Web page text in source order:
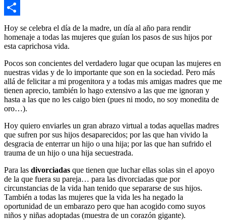
Email
Compartir
Hoy se celebra el día de la madre, un día al año para rendir
homenaje a todas las mujeres que guían los pasos de sus hijos por
esta caprichosa vida.
Pocos son concientes del verdadero lugar que ocupan las mujeres en
nuestras vidas y de lo importante que son en la sociedad. Pero más
allá de felicitar a mi progenitora y a todas mis amigas madres que me
tienen aprecio, también lo hago extensivo a las que me ignoran y
hasta a las que no les caigo bien (pues ni modo, no soy monedita de
oro…).
Hoy quiero enviarles un gran abrazo virtual a todas aquellas madres
que sufren por sus hijos desaparecidos; por las que han vivido la
desgracia de enterrar un hijo o una hija; por las que han sufrido el
trauma de un hijo o una hija secuestrada.
Para las divorciadas que tienen que luchar ellas solas sin el apoyo
de la que fuera su pareja… para las divorciadas que por
circunstancias de la vida han tenido que separarse de sus hijos.
También a todas las mujeres que la vida les ha negado la
oportunidad de un embarazo pero que han acogido como suyos
niños y niñas adoptadas (muestra de un corazón gigante).